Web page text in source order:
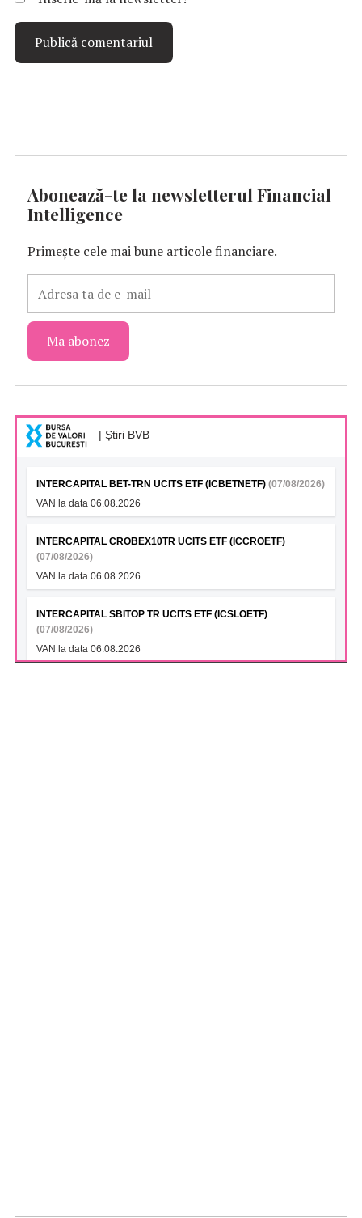
Abonează-te la newsletterul Financial
Intelligence
Primește cele mai bune articole financiare.
| Știri BVB
INTERCAPITAL BET-TRN UCITS ETF (ICBETNETF) (07/08/2026)
VAN la data 06.08.2026
INTERCAPITAL CROBEX10TR UCITS ETF (ICCROETF)
(07/08/2026)
VAN la data 06.08.2026
INTERCAPITAL SBITOP TR UCITS ETF (ICSLOETF)
(07/08/2026)
VAN la data 06.08.2026